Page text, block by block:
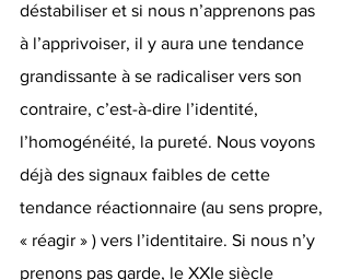
déstabiliser et si nous n’apprenons pas
à l’apprivoiser, il y aura une tendance
grandissante à se radicaliser vers son
contraire, c’est-à-dire l’identité,
l’homogénéité, la pureté. Nous voyons
déjà des signaux faibles de cette
tendance réactionnaire (au sens propre,
« réagir » ) vers l’identitaire. Si nous n’y
prenons pas garde, le XXIe siècle